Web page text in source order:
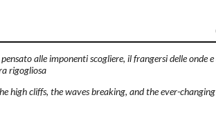
alle imponenti scogliere, il frangersi delle onde e
rigogliosa
high cliffs, the waves breaking, and the ever-